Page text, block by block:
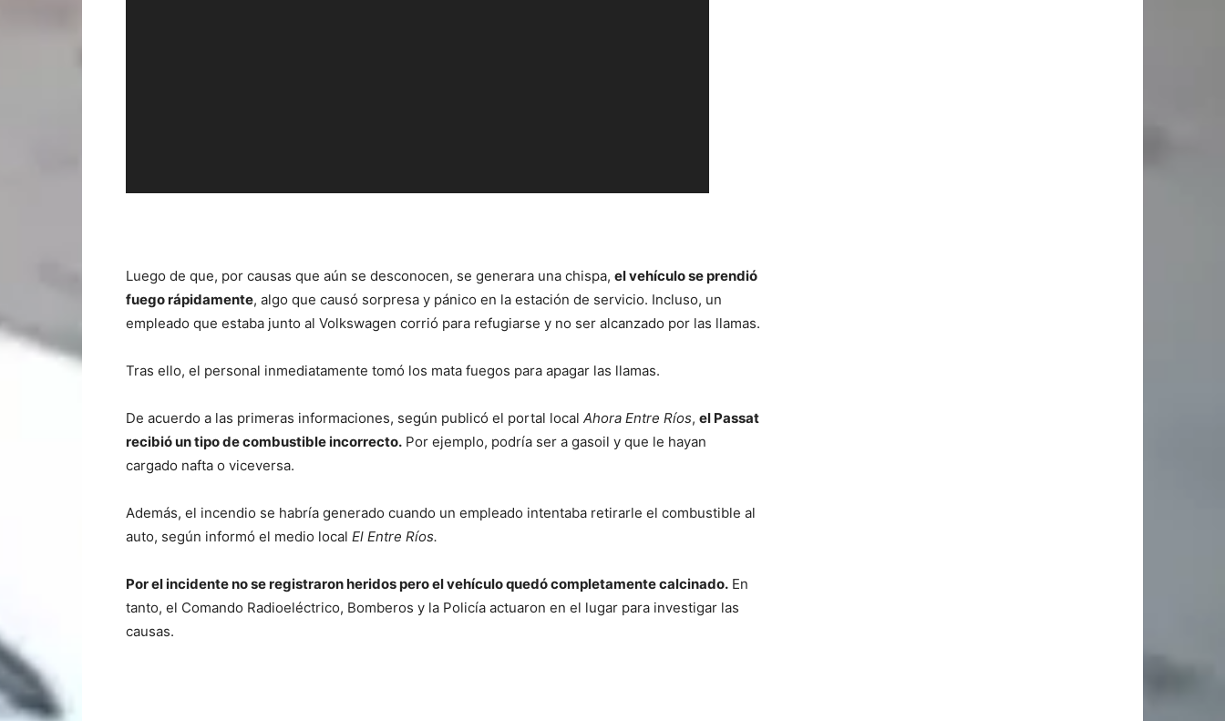
Luego de que, por causas que aún se desconocen, se generara una chispa, el vehículo se prendió
fuego rápidamente, algo que causó sorpresa y pánico en la estación de servicio. Incluso, un
empleado que estaba junto al Volkswagen corrió para refugiarse y no ser alcanzado por las llamas.
Tras ello, el personal inmediatamente tomó los mata fuegos para apagar las llamas.
De acuerdo a las primeras informaciones, según publicó el portal local Ahora Entre Ríos, el Passat
recibió un tipo de combustible incorrecto. Por ejemplo, podría ser a gasoil y que le hayan
cargado nafta o viceversa.
Además, el incendio se habría generado cuando un empleado intentaba retirarle el combustible al
auto, según informó el medio local El Entre Ríos.
Por el incidente no se registraron heridos pero el vehículo quedó completamente calcinado. En
tanto, el Comando Radioeléctrico, Bomberos y la Policía actuaron en el lugar para investigar las
causas.